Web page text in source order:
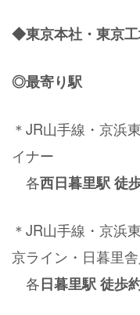
◆東京本社・東京
◎最寄り駅
＊JR山手線・京浜
イナー
各西日暮里駅徒
＊JR山手線・京浜
京ライン・日暮里
各日暮里駅徒歩